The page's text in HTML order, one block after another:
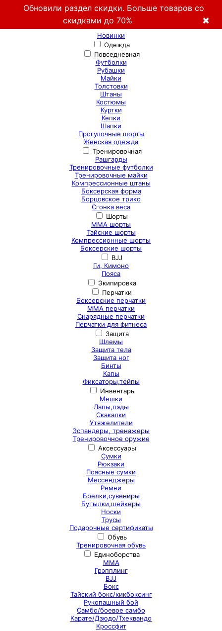
Обновили раздел скидки. Больше товаров со
скидками до 70%
✖
Новинки
Одежда
Повседневная
Футболки
Рубашки
Майки
Толстовки
Штаны
Костюмы
Куртки
Кепки
Шапки
Прогулочные шорты
Женская одежда
Тренировочная
Рашгарды
Тренировочные футболки
Тренировочные майки
Компрессионные штаны
Боксерская форма
Борцовское трико
Сгонка веса
Шорты
ММА шорты
Тайские шорты
Компрессионные шорты
Боксерские шорты
BJJ
Ги, Кимоно
Пояса
Экипировка
Перчатки
Боксерские перчатки
ММА перчатки
Снарядные перчатки
Перчатки для фитнеса
Защита
Шлемы
Защита тела
Защита ног
Бинты
Капы
Фиксаторы,тейпы
Инвентарь
Мешки
Лапы,пэды
Скакалки
Утяжелители
Эспандеры, тренажеры
Тренировочное оружие
Аксессуары
Сумки
Рюкзаки
Поясные сумки
Мессенджеры
Ремни
Брелки,сувениры
Бутылки,шейкеры
Носки
Трусы
Подарочные сертификаты
Обувь
Тренировочная обувь
Единоборства
ММА
Грэпплинг
BJJ
Бокс
Тайский бокс/кикбоксинг
Рукопашный бой
Самбо/боевое самбо
Карате/Дзюдо/Тхеквандо
Кроссфит